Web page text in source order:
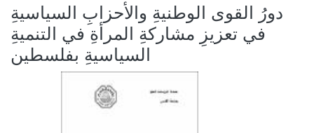
دورُ القوى الوطنيةِ والأحزابِ السياسيةِ
في تعزيزِ مشاركةِ المرأةِ في التنميةِ
السياسيةِ بفلسطين